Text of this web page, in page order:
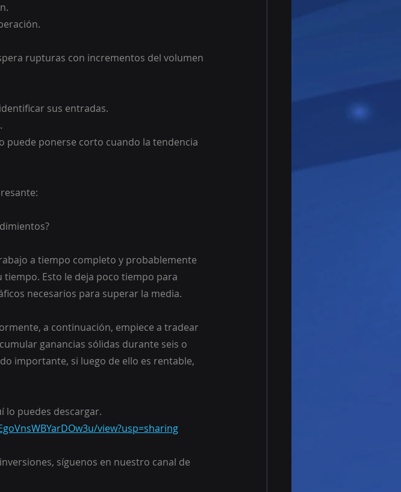
rupturas con incrementos del volumen
sus entradas.
a tiempo completo y probablemente
Esto le deja poco tiempo para
necesarios para superar la media.
a continuación, empiece a tradear
ganancias sólidas durante seis o
importante, si luego de ello es rentable,
lo puedes descargar.
view?usp=sharing
síguenos en nuestro canal de